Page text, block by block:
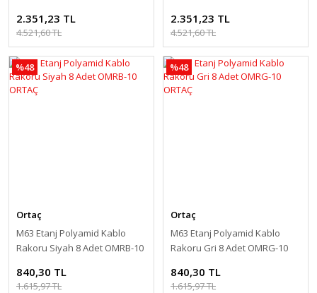
2.351,23 TL
4.521,60 TL
2.351,23 TL
4.521,60 TL
%48
Ortaç
M63 Etanj Polyamid Kablo
Rakoru Siyah 8 Adet OMRB-10
840,30 TL
1.615,97 TL
%48
Ortaç
M63 Etanj Polyamid Kablo
Rakoru Gri 8 Adet OMRG-10
840,30 TL
1.615,97 TL